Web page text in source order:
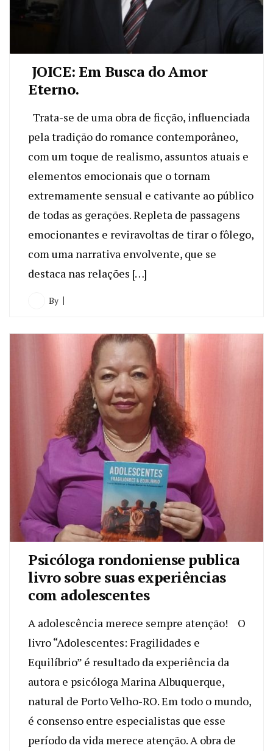
JOICE: Em Busca do Amor
Eterno.
Trata-se de uma obra de ficção, influenciada
pela tradição do romance contemporâneo,
com um toque de realismo, assuntos atuais e
elementos emocionais que o tornam
extremamente sensual e cativante ao público
de todas as gerações. Repleta de passagens
emocionantes e reviravoltas de tirar o fôlego,
com uma narrativa envolvente, que se
destaca nas relações […]
By
Psicóloga rondoniense publica
livro sobre suas experiências
com adolescentes
A adolescência merece sempre atenção! O
livro “Adolescentes: Fragilidades e
Equilíbrio” é resultado da experiência da
autora e psicóloga Marina Albuquerque,
natural de Porto Velho-RO. Em todo o mundo,
é consenso entre especialistas que esse
período da vida merece atenção. A obra de